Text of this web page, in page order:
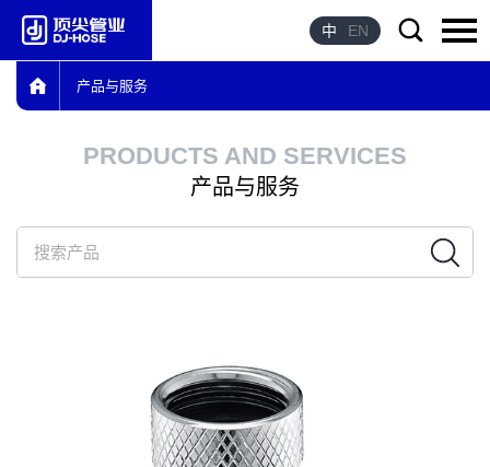
语言： English
产品与服务
中 EN
产品与服务
PRODUCTS AND SERVICES
产品与服务